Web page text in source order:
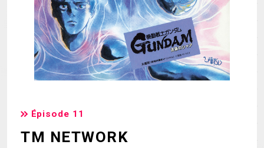
Épisode 11
TM NETWORK